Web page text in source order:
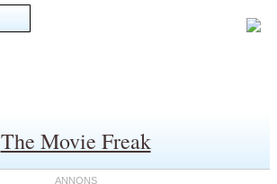
The Movie Freak